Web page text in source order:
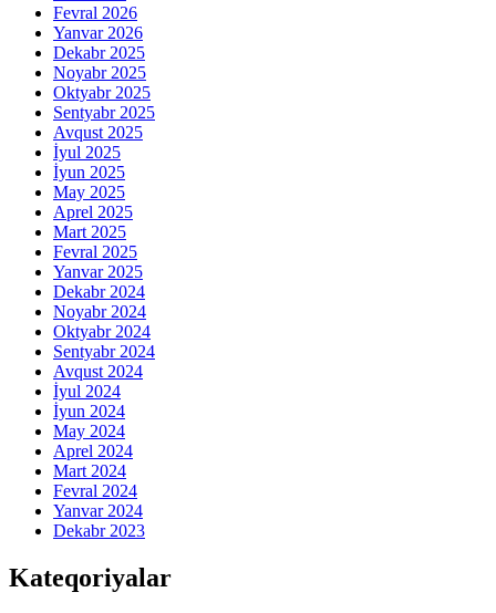
Fevral 2026
Yanvar 2026
Dekabr 2025
Noyabr 2025
Oktyabr 2025
Sentyabr 2025
Avqust 2025
İyul 2025
İyun 2025
May 2025
Aprel 2025
Mart 2025
Fevral 2025
Yanvar 2025
Dekabr 2024
Noyabr 2024
Oktyabr 2024
Sentyabr 2024
Avqust 2024
İyul 2024
İyun 2024
May 2024
Aprel 2024
Mart 2024
Fevral 2024
Yanvar 2024
Dekabr 2023
Kateqoriyalar